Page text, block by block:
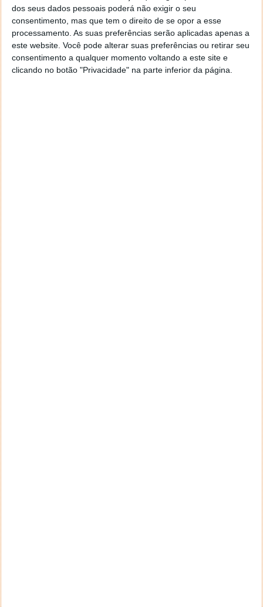
dos seus dados pessoais poderá não exigir o seu
consentimento, mas que tem o direito de se opor a esse
processamento. As suas preferências serão aplicadas apenas a
este website. Você pode alterar suas preferências ou retirar seu
consentimento a qualquer momento voltando a este site e
clicando no botão "Privacidade" na parte inferior da página.
mundo da tecnologia. Apesar de serem usadas todas
as ferramentas possíveis para ajudar a descobrir o
que o passado nos esconde, não existe acesso a
informação de forma fácil.
Esta ideia foi agora mudada e passamos a poder